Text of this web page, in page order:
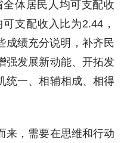
体居民人均可支配收
支配收入比为2.44，
绩充分说明，补齐民
强发展新动能、开拓发
统一、相辅相成、相得
来，需要在思维和行动